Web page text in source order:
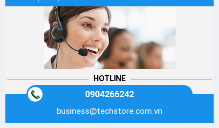
HOTLINE
0904266242
business@techstore.com.vn